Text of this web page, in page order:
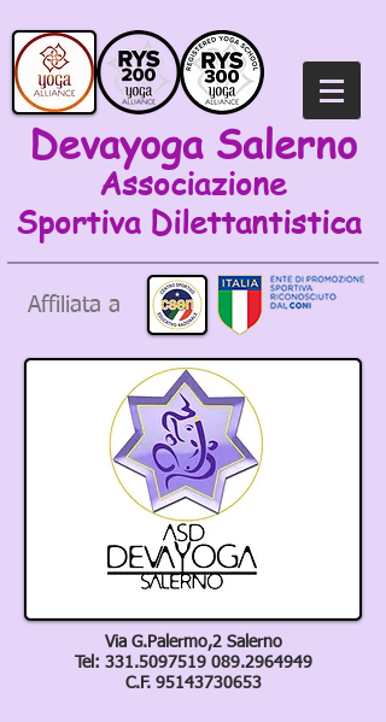
Devayoga Salerno
Associazione
Sportiva Dilettantistica
Affiliata a
Via G.Palermo,2 Salerno
Tel: 331.5097519 089.2964949
C.F. 95143730653